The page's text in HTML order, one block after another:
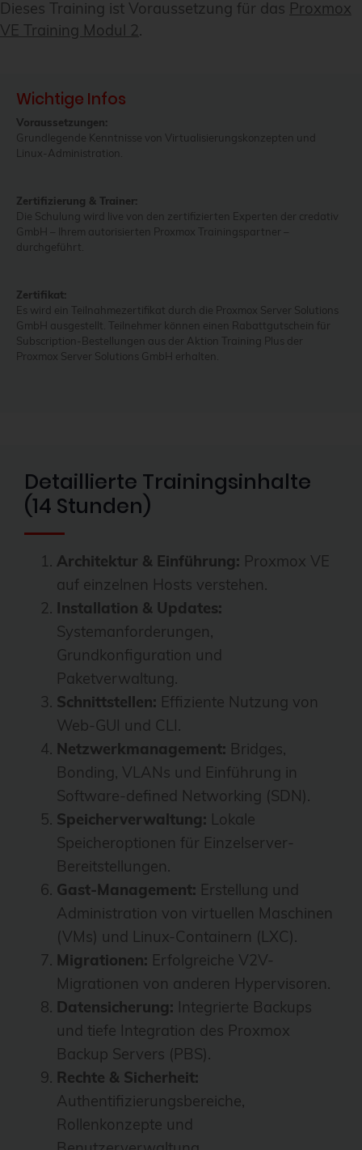
Dieses Training ist Voraussetzung für das Proxmox
VE Training Modul 2.
Wichtige Infos
Voraussetzungen:
Grundlegende Kenntnisse von Virtualisierungskonzepten und
Linux-Administration.
Zertifizierung & Trainer:
Die Schulung wird live von den zertifizierten Experten der credativ
GmbH – Ihrem autorisierten Proxmox Trainingspartner –
durchgeführt.
Zertifikat:
Es wird ein Teilnahmezertifikat durch die Proxmox Server Solutions
GmbH ausgestellt. Teilnehmer können einen Rabattgutschein für
Subscription-Bestellungen aus der Aktion Training Plus der
Proxmox Server Solutions GmbH erhalten.
Detaillierte Trainingsinhalte
(14 Stunden)
Architektur & Einführung: Proxmox VE
auf einzelnen Hosts verstehen.
Installation & Updates:
Systemanforderungen,
Grundkonfiguration und
Paketverwaltung.
Schnittstellen: Effiziente Nutzung von
Web-GUI und CLI.
Netzwerkmanagement: Bridges,
Bonding, VLANs und Einführung in
Software-defined Networking (SDN).
Speicherverwaltung: Lokale
Speicheroptionen für Einzelserver-
Bereitstellungen.
Gast-Management: Erstellung und
Administration von virtuellen Maschinen
(VMs) und Linux-Containern (LXC).
Migrationen: Erfolgreiche V2V-
Migrationen von anderen Hypervisoren.
Datensicherung: Integrierte Backups
und tiefe Integration des Proxmox
Backup Servers (PBS).
Rechte & Sicherheit:
Authentifizierungsbereiche,
Rollenkonzepte und